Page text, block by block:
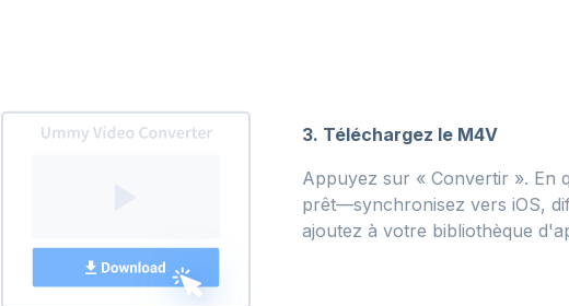
3. Téléchargez le M4V
Appuyez sur « Convertir ». En
prêt—synchronisez vers iOS,
ajoutez à votre bibliothèque